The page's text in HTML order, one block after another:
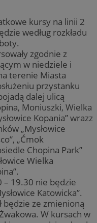
kursy na linii 2
według rozkładu
zgodnie z
w niedziele i
terenie Miasta
przystanku
dalej ulicą
Moniuszki, Wielka
Kopania” wrazz
„Mysłowice
„Ćmok
Chopina Park”
Wielka
– 19.30 nie będzie
Katowicka”.
będzie ze zmienioną
W kursach w